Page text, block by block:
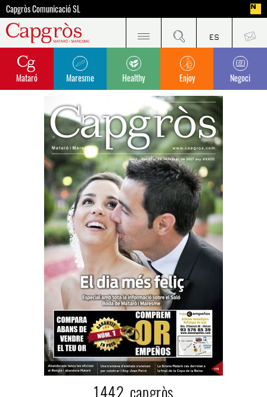
Capgròs Comunicació SL
Mataró Maresme Healthy Enjoy Negoci
1442_capgròs